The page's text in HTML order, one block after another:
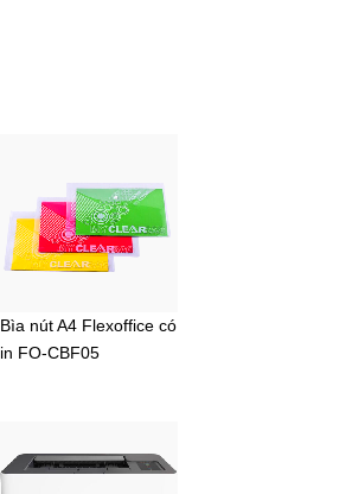
Bìa nút A4 Flexoffice có
in FO-CBF05